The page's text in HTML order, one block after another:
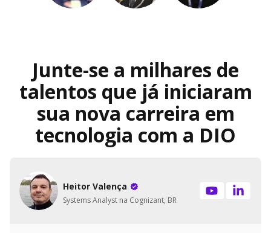
Junte-se a milhares de
talentos que já iniciaram
sua nova carreira em
tecnologia com a DIO
Heitor Valença
Systems Analyst na Cognizant, BR